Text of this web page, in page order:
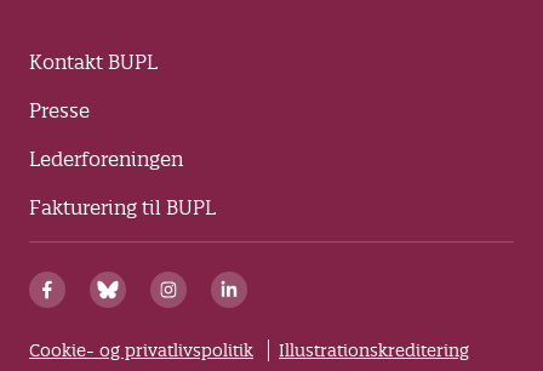
Kontakt BUPL
Presse
Lederforeningen
Fakturering til BUPL
Cookie- og privatlivspolitik Illustrationskreditering